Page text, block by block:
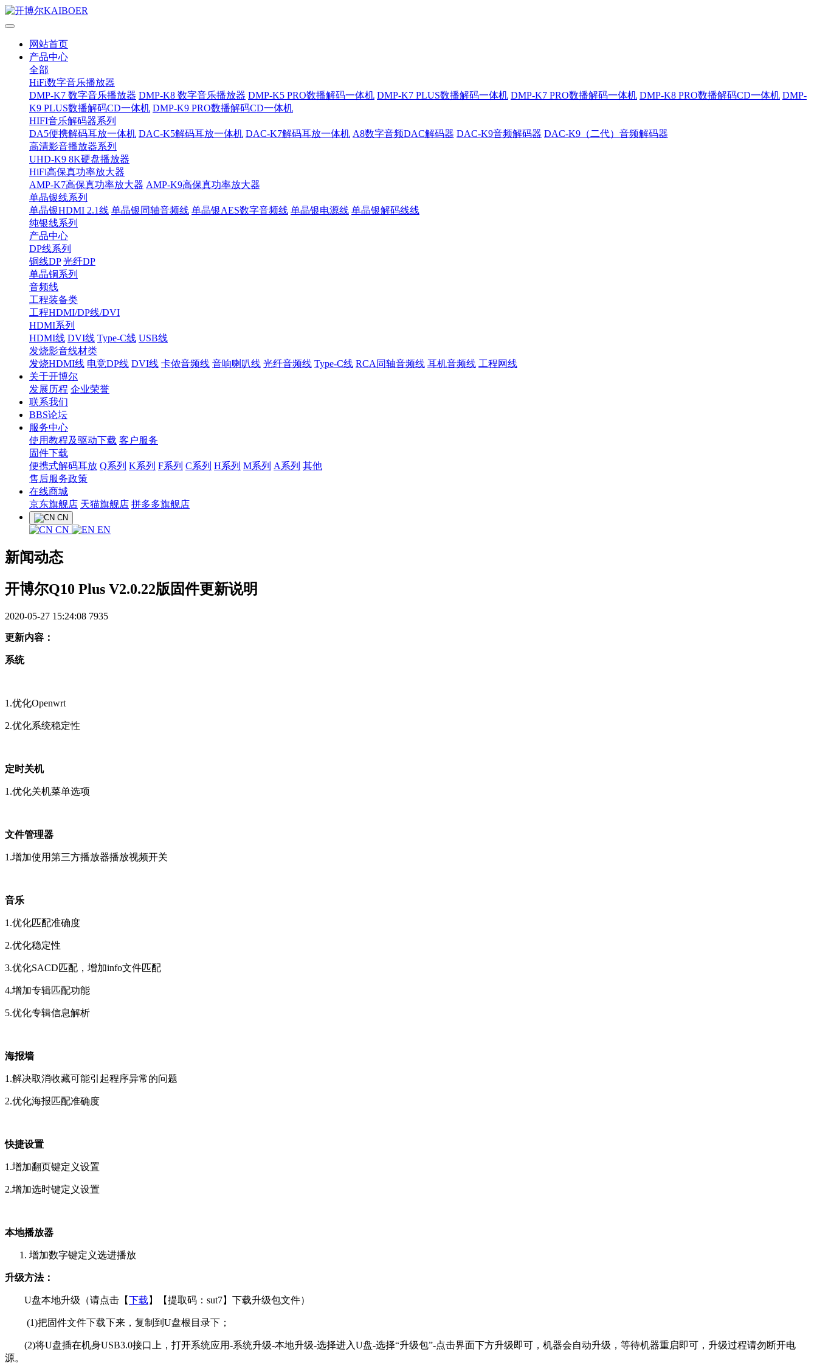
网站首页
产品中心
全部
HiFi数字音乐播放器
DMP-K7 数字音乐播放器 DMP-K8 数字音乐播放器 DMP-K5 PRO数播解码一体机 DMP-K7 PLUS数播解码一体机 DMP-K7 PRO数播解码一体机 DMP-K8 PRO数播解码CD一体机 DMP-
K9 PLUS数播解码CD一体机 DMP-K9 PRO数播解码CD一体机
HIFI音乐解码器系列
DA5便携解码耳放一体机 DAC-K5解码耳放一体机 DAC-K7解码耳放一体机 A8数字音频DAC解码器 DAC-K9音频解码器 DAC-K9（二代）音频解码器
高清影音播放器系列
UHD-K9 8K硬盘播放器
HiFi高保真功率放大器
AMP-K7高保真功率放大器 AMP-K9高保真功率放大器
单晶银线系列
单晶银HDMI 2.1线 单晶银同轴音频线 单晶银AES数字音频线 单晶银电源线 单晶银解码线线
纯银线系列
产品中心
DP线系列
铜线DP 光纤DP
单晶铜系列
音频线
工程装备类
工程HDMI/DP线/DVI
HDMI系列
HDMI线 DVI线 Type-C线 USB线
发烧影音线材类
发烧HDMI线 电竞DP线 DVI线 卡侬音频线 音响喇叭线 光纤音频线 Type-C线 RCA同轴音频线 耳机音频线 工程网线
关于开博尔
发展历程 企业荣誉
联系我们
BBS论坛
服务中心
使用教程及驱动下载 客户服务
固件下载
便携式解码耳放 Q系列 K系列 F系列 C系列 H系列 M系列 A系列 其他
售后服务政策
在线商城
京东旗舰店 天猫旗舰店 拼多多旗舰店
CN
CN EN
新闻动态
开博尔Q10 Plus V2.0.22版固件更新说明
2020-05-27 15:24:08 7935
更新内容：
系统
1.优化Openwrt
2.优化系统稳定性
定时关机
1.优化关机菜单选项
文件管理器
1.增加使用第三方播放器播放视频开关
音乐
1.优化匹配准确度
2.优化稳定性
3.优化SACD匹配，增加info文件匹配
4.增加专辑匹配功能
5.优化专辑信息解析
海报墙
1.解决取消收藏可能引起程序异常的问题
2.优化海报匹配准确度
快捷设置
1.增加翻页键定义设置
2.增加选时键定义设置
本地播放器
增加数字键定义选进播放
升级方法：
U盘本地升级（请点击【下载 】【提取码：sut7】下载升级包文件）
(1)把固件文件下载下来，复制到U盘根目录下；
(2)将U盘插在机身USB3.0接口上，打开系统应用-系统升级-本地升级-选择进入U盘-选择“升级包”-点击界面下方升级即可，机器会自动升级，等待机器重启即可，升级过程请勿断开电
源。